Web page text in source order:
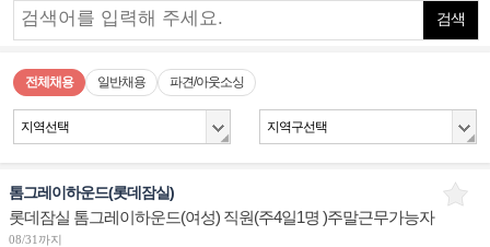
검색
전체채용 일반채용 파견/아웃소싱
지역선택 지역구선택
톰그레이하운드(롯데잠실)
롯데잠실 톰그레이하운드(여성) 직원(주4일1명 )주말근무가능자
08/31까지